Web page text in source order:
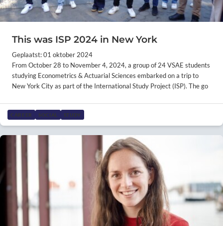
This was ISP 2024 in New York
Geplaatst: 01 oktober 2024
From October 28 to November 4, 2024, a group of 24 VSAE students
studying Econometrics & Actuarial Sciences embarked on a trip to
New York City as part of the International Study Project (ISP). The go
CAREER SOCIAL STUDY